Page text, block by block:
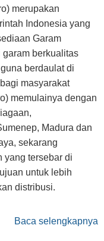
merupakan
Indonesia yang
Garam
berkualitas
berdaulat di
masyarakat
memulainya dengan
Madura dan
sekarang
yang tersebar di
untuk lebih
distribusi.
Baca selengkapnya